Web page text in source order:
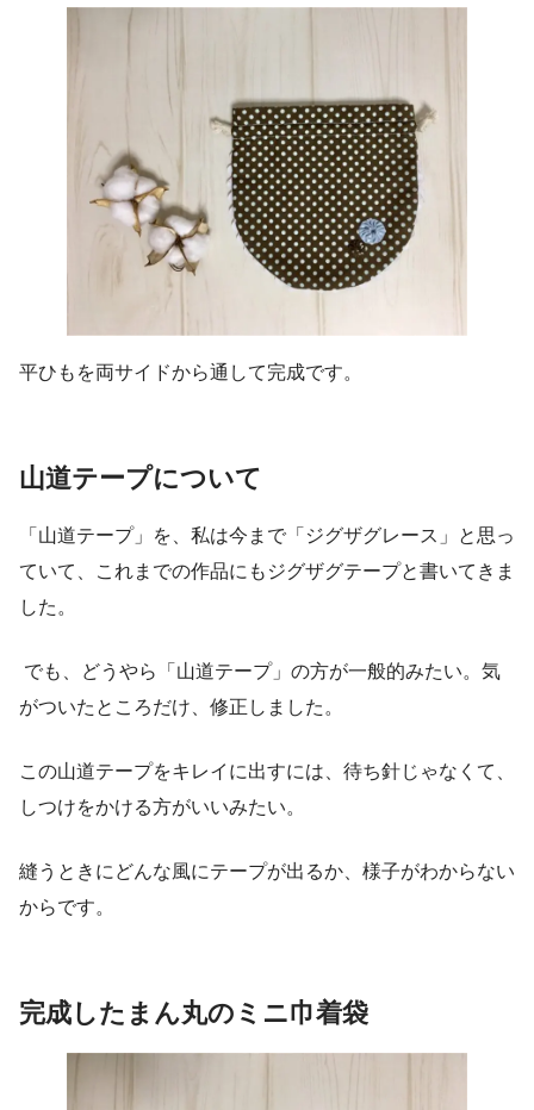
平ひもを両サイドから通して完成です。
山道テープについて
「山道テープ」を、私は今まで「ジグザグレース」と思っ
ていて、これまでの作品にもジグザグテープと書いてきま
した。
でも、どうやら「山道テープ」の方が一般的みたい。気
がついたところだけ、修正しました。
この山道テープをキレイに出すには、待ち針じゃなくて、
しつけをかける方がいいみたい。
縫うときにどんな風にテープが出るか、様子がわからない
からです。
完成したまん丸のミニ巾着袋